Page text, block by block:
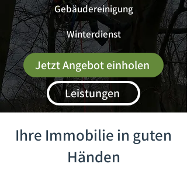
Gebäudereinigung
Winterdienst
Jetzt Angebot einholen
Leistungen
Ihre Immobilie in guten
Händen